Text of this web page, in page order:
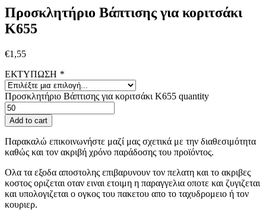
Προσκλητήριο Βάπτισης για κοριτσάκι
Κ655
€1,55
ΕΚΤΥΠΩΣΗ *
Προσκλητήριο Βάπτισης για κοριτσάκι Κ655 quantity
Add to cart
Παρακαλώ επικοινωνήστε μαζί μας σχετικά με την διαθεσιμότητα
καθώς και τον ακριβή χρόνο παράδοσης του προϊόντος.
Ολα τα εξοδα αποστολης επιβαρυνουν τον πελατη και το ακριβες
κοστος οριζεται οταν ειναι ετοιμη η παραγγελια οποτε και ζυγιζεται
και υπολογιζεται ο ογκος του πακετου απο το ταχυδρομειο ή τον
κουριερ.